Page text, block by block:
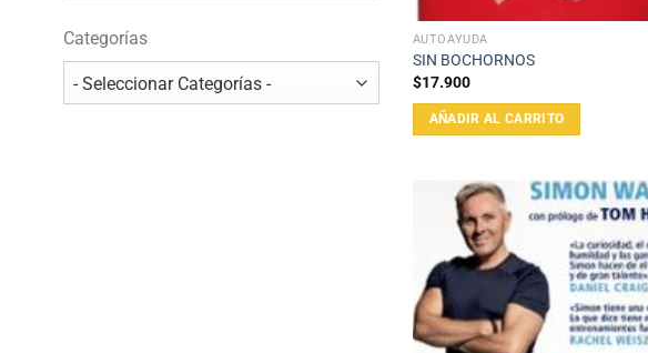
Categorías AUTOAYUDA
SIN BOCHORNOS
$17.900
AÑADIR AL CARRITO